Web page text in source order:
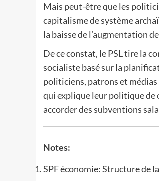
Mais peut-être que les
capitalisme de système
la baisse de l’augmentation
De ce constat, le PSL tire la
socialiste basé sur la
politiciens, patrons et médias
qui explique leur politique de
accorder des subventions
Notes:
SPF économie: Structure de